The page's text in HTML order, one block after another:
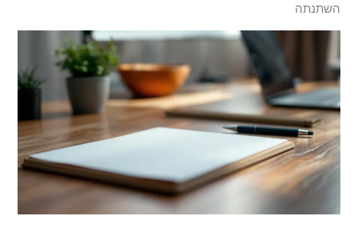
השתנתה